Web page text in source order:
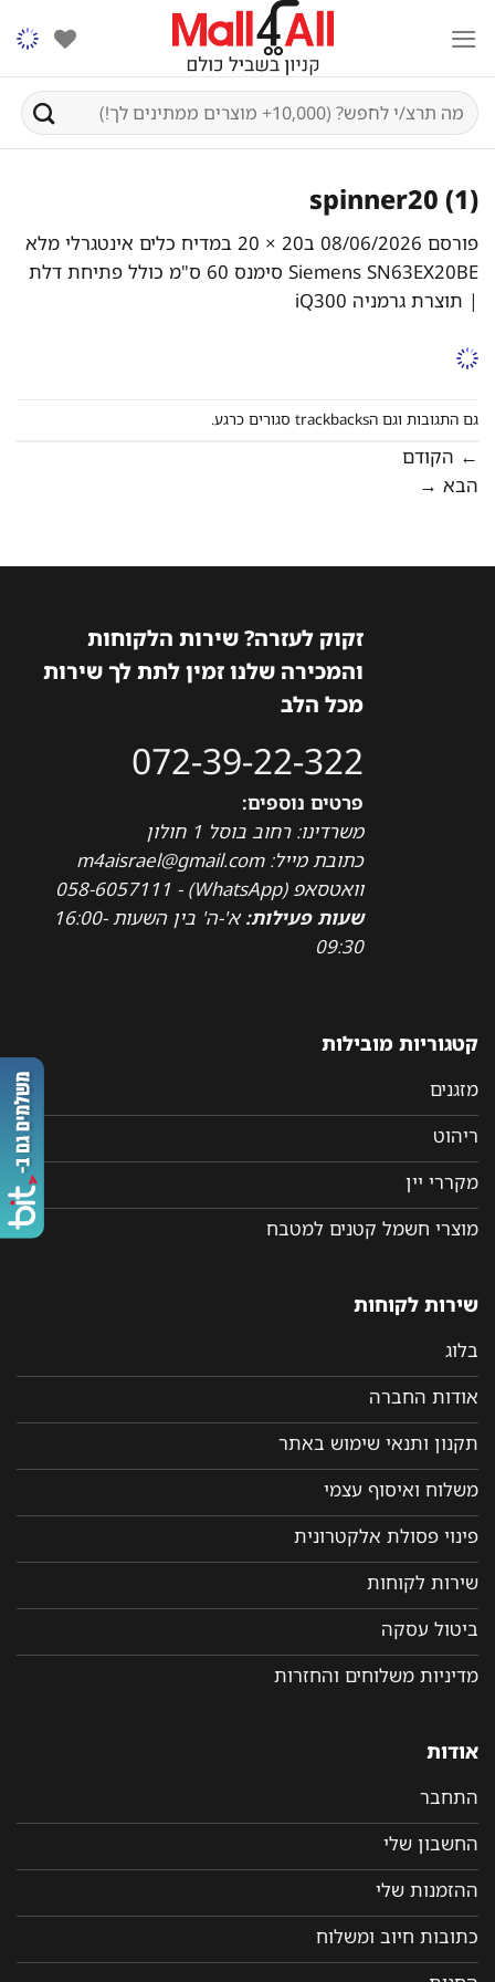
content
חיפוש
עבור:
spinner20 (1)
פורסם 08/06/2026 ב20 × 20 במדיח כלים אינטגרלי מלא
Siemens SN63EX20BE סימנס 60 ס"מ כולל פתיחת דלת
| תוצרת גרמניה iQ300
גם התגובות וגם הtrackbacks סגורים כרגע.
← הקודם
הבא →
זקוק לעזרה? שירות הלקוחות
והמכירה שלנו זמין לתת לך שירות
מכל הלב
072-39-22-322
פרטים נוספים:
משרדינו: רחוב בוסל 1 חולון
כתובת מייל: m4aisrael@gmail.com
וואטסאפ (WhatsApp) - 058-6057111
שעות פעילות:
א'-ה' בין השעות 16:00-
09:30
קטגוריות מובילות
מזגנים
ריהוט
מקררי יין
מוצרי חשמל קטנים למטבח
שירות לקוחות
בלוג
אודות החברה
תקנון ותנאי שימוש באתר
משלוח ואיסוף עצמי
פינוי פסולת אלקטרונית
שירות לקוחות
ביטול עסקה
מדיניות משלוחים והחזרות
אודות
התחבר
החשבון שלי
ההזמנות שלי
כתובות חיוב ומשלוח